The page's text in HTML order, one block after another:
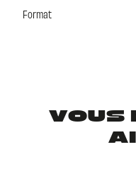
Format
VOUS